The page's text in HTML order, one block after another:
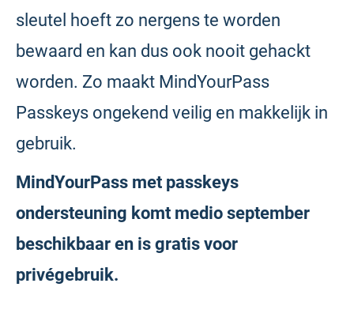
sleutel hoeft zo nergens te worden
bewaard en kan dus ook nooit gehackt
worden. Zo maakt MindYourPass
Passkeys ongekend veilig en makkelijk in
gebruik.
MindYourPass met passkeys
ondersteuning komt medio september
beschikbaar en is gratis voor
privégebruik.